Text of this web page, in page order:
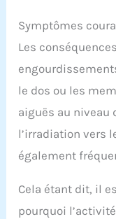
Symptômes
Les
le dos ou les
aiguës au niveau
l’irradiation vers
également
Cela étant dit, il
pourquoi